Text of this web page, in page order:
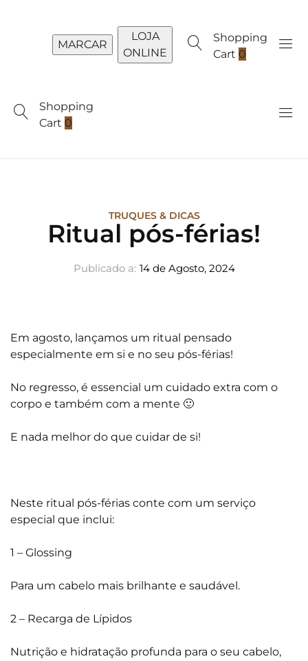
MARCAR
LOJA
ONLINE
Shopping
Cart 0
Shopping
Cart 0
TRUQUES & DICAS
Ritual pós-férias!
Publicado a: 14 de Agosto, 2024
Em agosto, lançamos um ritual pensado
especialmente em si e no seu pós-férias!
No regresso, é essencial um cuidado extra com o
corpo e também com a mente 🙂
E nada melhor do que cuidar de si!
Neste ritual pós-férias conte com um serviço
especial que inclui:
1 – Glossing
Para um cabelo mais brilhante e saudável.
2 – Recarga de Lípidos
Nutrição e hidratação profunda para o seu cabelo,